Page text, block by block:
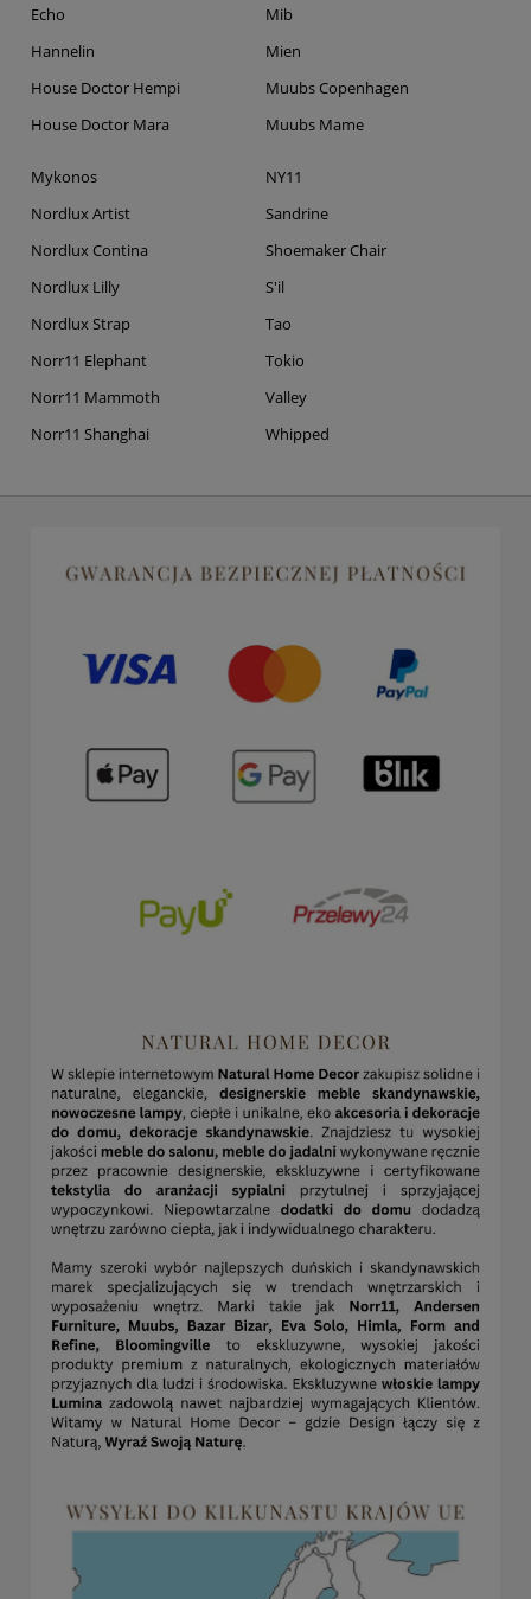
Echo
Hannelin
House Doctor Hempi
House Doctor Mara
Mib
Mien
Muubs Copenhagen
Muubs Mame
Mykonos
Nordlux Artist
Nordlux Contina
Nordlux Lilly
Nordlux Strap
Norr11 Elephant
Norr11 Mammoth
Norr11 Shanghai
NY11
Sandrine
Shoemaker Chair
S'il
Tao
Tokio
Valley
Whipped